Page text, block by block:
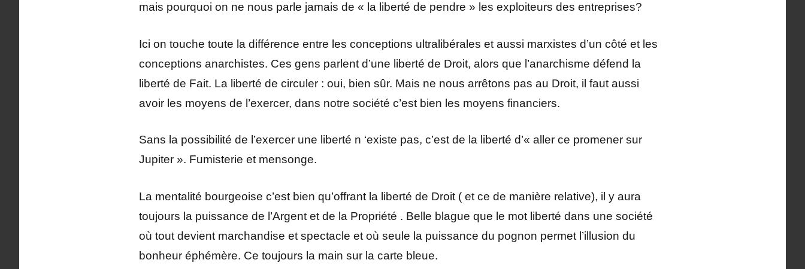
mais pourquoi on ne nous parle jamais de « la liberté de pendre » les exploiteurs des entreprises?
Ici on touche toute la différence entre les conceptions ultralibérales et aussi marxistes d’un côté et les
conceptions anarchistes. Ces gens parlent d’une liberté de Droit, alors que l’anarchisme défend la
liberté de Fait. La liberté de circuler : oui, bien sûr. Mais ne nous arrêtons pas au Droit, il faut aussi
avoir les moyens de l’exercer, dans notre société c’est bien les moyens financiers.
Sans la possibilité de l’exercer une liberté n ‘existe pas, c’est de la liberté d’« aller ce promener sur
Jupiter ». Fumisterie et mensonge.
La mentalité bourgeoise c’est bien qu’offrant la liberté de Droit ( et ce de manière relative), il y aura
toujours la puissance de l’Argent et de la Propriété . Belle blague que le mot liberté dans une société
où tout devient marchandise et spectacle et où seule la puissance du pognon permet l’illusion du
bonheur éphémère. Ce toujours la main sur la carte bleue.